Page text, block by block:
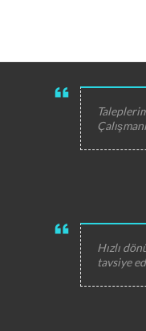
Hızlı
tavsiye